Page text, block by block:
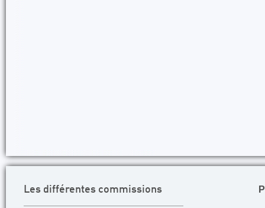
Les différentes commissions